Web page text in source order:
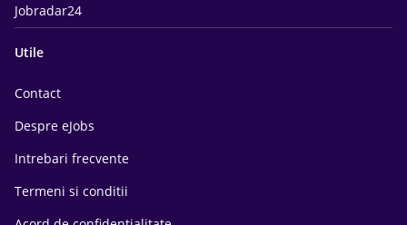
Jobradar24
Utile
Contact
Despre eJobs
Intrebari frecvente
Termeni si conditii